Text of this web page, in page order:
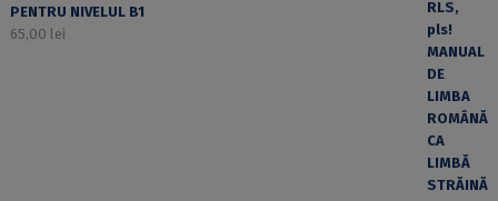
PENTRU NIVELUL B1
65,00 lei